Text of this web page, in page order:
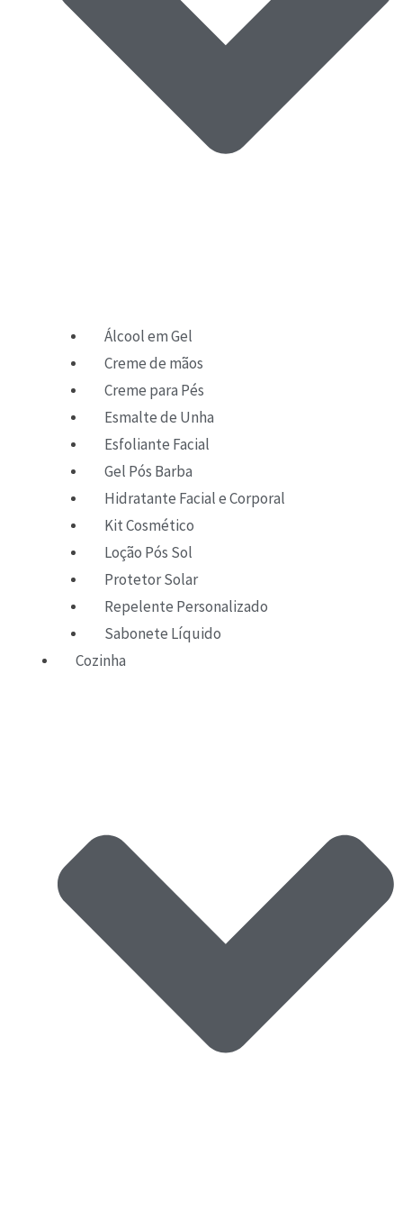
Álcool em Gel
Creme de mãos
Creme para Pés
Esmalte de Unha
Esfoliante Facial
Gel Pós Barba
Hidratante Facial e Corporal
Kit Cosmético
Loção Pós Sol
Protetor Solar
Repelente Personalizado
Sabonete Líquido
Cozinha